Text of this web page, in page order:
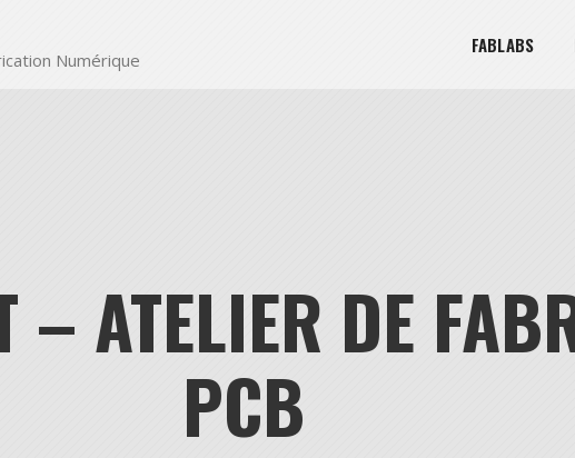
Numérique
FABLABS
– ATELIER DE
PCB